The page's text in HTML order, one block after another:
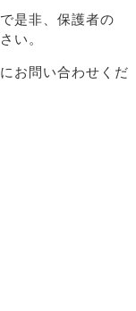
是非、保護者の
い。
お問い合わせくだ